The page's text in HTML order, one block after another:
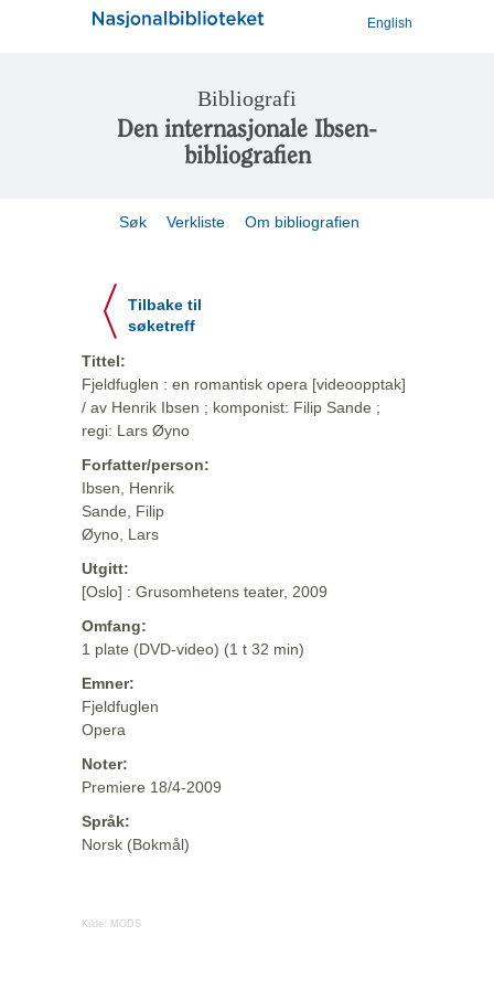
English
Bibliografi
Den internasjonale Ibsen-
bibliografien
Søk Verkliste Om bibliografien
Tilbake til
søketreff
Tittel:
Fjeldfuglen : en romantisk opera [videoopptak]
/ av Henrik Ibsen ; komponist: Filip Sande ;
regi: Lars Øyno
Forfatter/person:
Ibsen, Henrik
Sande, Filip
Øyno, Lars
Utgitt:
[Oslo] : Grusomhetens teater, 2009
Omfang:
1 plate (DVD-video) (1 t 32 min)
Emner:
Fjeldfuglen
Opera
Noter:
Premiere 18/4-2009
Språk:
Norsk (Bokmål)
Kilde: MODS